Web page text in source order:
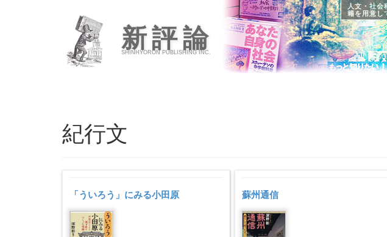
新評論
SHINHYORON PUBLISHING INC.
人文・社会
籍を用意し
紀行文
「ういろう」にみる小田原 蘇州通信